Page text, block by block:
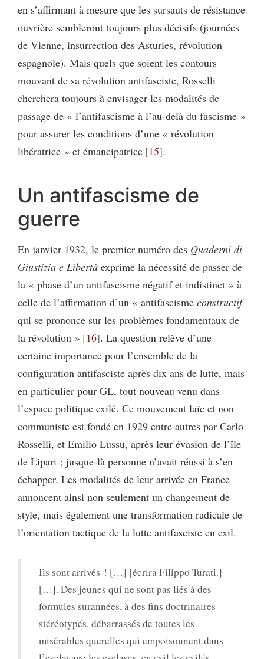
en s’affirmant à mesure que les sursauts de résistance
ouvrière sembleront toujours plus décisifs (journées
de Vienne, insurrection des Asturies, révolution
espagnole). Mais quels que soient les contours
mouvant de sa révolution antifasciste, Rosselli
cherchera toujours à envisager les modalités de
passage de « l’antifascisme à l’au-delà du fascisme »
pour assurer les conditions d’une « révolution
libératrice » et émancipatrice 15 .
Un antifascisme de
guerre
En janvier 1932, le premier numéro des Quaderni di
Giustizia e Libertà exprime la nécessité de passer de
la « phase d’un antifascisme négatif et indistinct » à
celle de l’affirmation d’un « antifascisme constructif
qui se prononce sur les problèmes fondamentaux de
la révolution » 16 . La question relève d’une
certaine importance pour l’ensemble de la
configuration antifasciste après dix ans de lutte, mais
en particulier pour GL, tout nouveau venu dans
l’espace politique exilé. Ce mouvement laïc et non
communiste est fondé en 1929 entre autres par Carlo
Rosselli, et Emilio Lussu, après leur évasion de l’île
de Lipari ; jusque-là personne n’avait réussi à s’en
échapper. Les modalités de leur arrivée en France
annoncent ainsi non seulement un changement de
style, mais également une transformation radicale de
l’orientation tactique de la lutte antifasciste en exil.
Ils sont arrivés ! […] [écrira Filippo Turati.]
[…]. Des jeunes qui ne sont pas liés à des
formules surannées, à des fins doctrinaires
stéréotypés, débarrassés de toutes les
misérables querelles qui empoisonnent dans